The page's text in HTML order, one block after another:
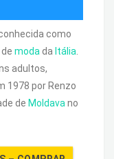
como
de moda da Itália
adultos,
1978 por Renzo
de Moldava no